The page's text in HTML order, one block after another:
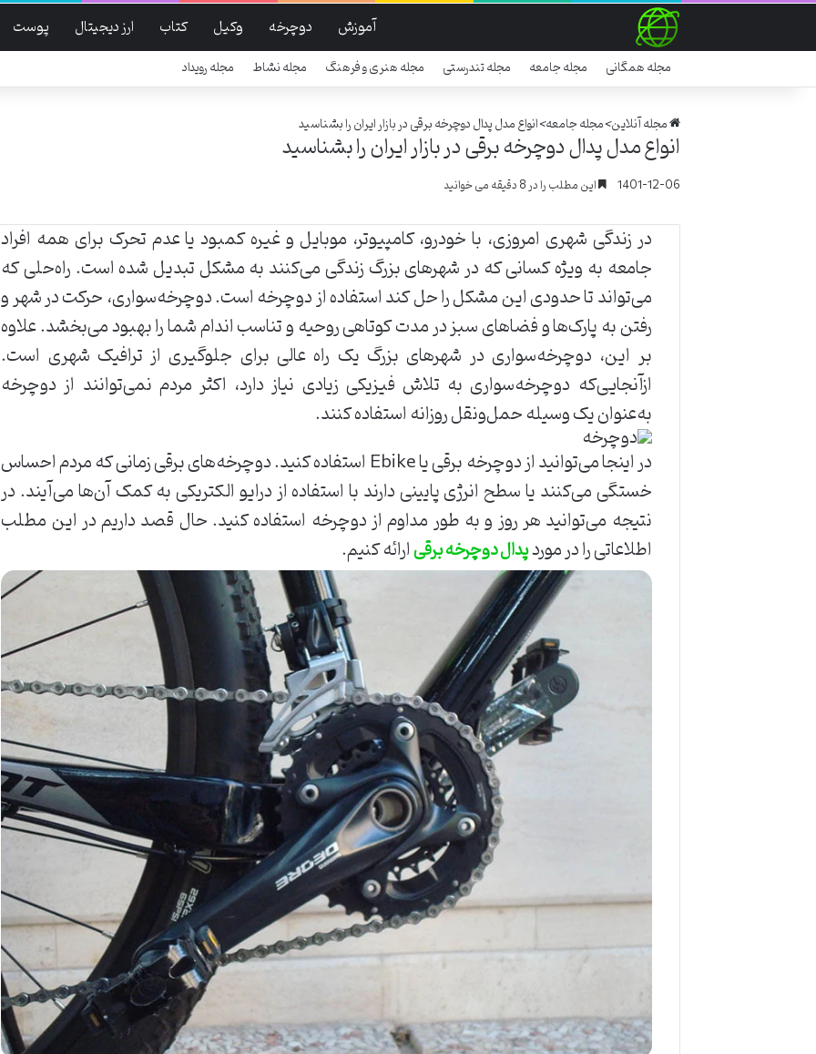
آموزش دوچرخه وکیل کتاب ارز دیجیتال پوست
مجله همگانی مجله جامعه مجله تندرستی مجله هنری و فرهنگ مجله نشاط مجله رویداد
مجله آنلاین>مجله جامعه>انواع مدل پدال دوچرخه برقی در بازار ایران را بشناسید
انواع مدل پدال دوچرخه برقی در بازار ایران را بشناسید
1401-12-06 این مطلب را در 8 دقیقه می خوانید
در زندگی شهری امروزی، با خودرو، کامپیوتر، موبایل و غیره کمبود یا عدم تحرک برای همه افراد
جامعه به ویژه کسانی که در شهرهای بزرگ زندگی می‌کنند به مشکل تبدیل شده است. راه‌حلی که
می‌تواند تا حدودی این مشکل را حل کند استفاده از دوچرخه است. دوچرخه‌سواری، حرکت در شهر و
رفتن به پارک‌ها و فضاهای سبز در مدت کوتاهی روحیه و تناسب اندام شما را بهبود می‌بخشد. علاوه
بر این، دوچرخه‌سواری در شهرهای بزرگ یک راه عالی برای جلوگیری از ترافیک شهری است.
ازآنجایی‌که دوچرخه‌سواری به تلاش فیزیکی زیادی نیاز دارد، اکثر مردم نمی‌توانند از دوچرخه
به‌عنوان یک وسیله حمل‌ونقل روزانه استفاده کنند.
در اینجا می‌توانید از دوچرخه برقی یا Ebike استفاده کنید. دوچرخه‌های برقی زمانی که مردم احساس
خستگی می‌کنند یا سطح انرژی پایینی دارند با استفاده از درایو الکتریکی به کمک آن‌ها می‌آیند. در
نتیجه می‌توانید هر روز و به طور مداوم از دوچرخه استفاده کنید. حال قصد داریم در این مطلب
اطلاعاتی را در موردپدال دوچرخه برقیارائه کنیم.